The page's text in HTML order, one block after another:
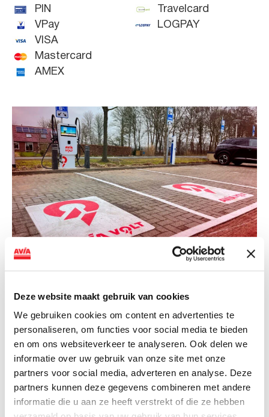
Deze website maakt gebruik van cookies
We gebruiken cookies om content en advertenties te
personaliseren, om functies voor social media te bieden
en om ons websiteverkeer te analyseren. Ook delen we
informatie over uw gebruik van onze site met onze
partners voor social media, adverteren en analyse. Deze
partners kunnen deze gegevens combineren met andere
informatie die u aan ze heeft verstrekt of die ze hebben
PIN
VPay
VISA
Mastercard
AMEX
Travelcard
LOGPAY
landelijke uitrol van DC-
snellaadinfrastructuur
AVIA VOLT en Fletcher Hotels starten landelijke uitrol
van DC-snellaadinfrastructuur AVIA VOLT en...
Lees verder